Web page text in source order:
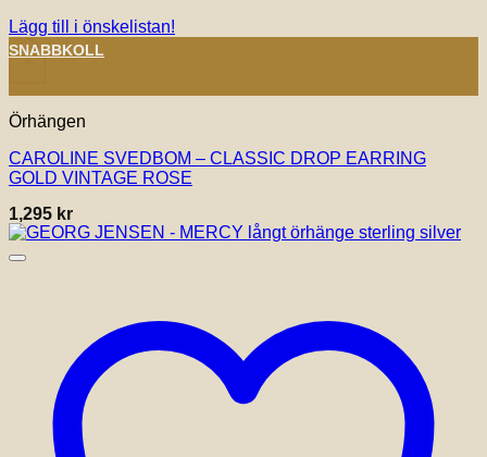
Lägg till i önskelistan!
+
SNABBKOLL
Örhängen
CAROLINE SVEDBOM – CLASSIC DROP EARRING
GOLD VINTAGE ROSE
1,295 kr